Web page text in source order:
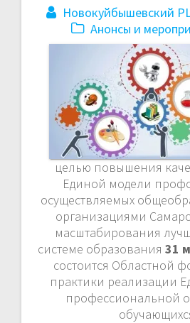
Новокуйбышевский
Анонсы и
целью повышения
Единой модели
осуществляемых
организациями
масштабирования
системе образования 31
состоится Областной
практики реализации
профессиональной